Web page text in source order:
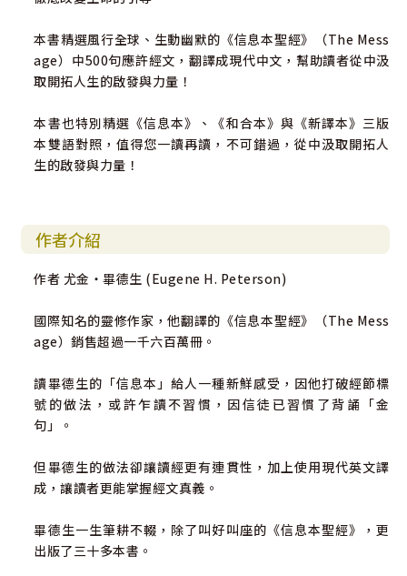
本書精選風行全球、生動幽默的《信息本聖經》（The Mess
age）中500句應許經文，翻譯成現代中文，幫助讀者從中汲
取開拓人生的啟發與力量！
本書也特別精選《信息本》、《和合本》與《新譯本》三版
本雙語對照，值得您一讀再讀，不可錯過，從中汲取開拓人
生的啟發與力量！
作者介紹
作者 尤金‧畢德生 (Eugene H. Peterson)
國際知名的靈修作家，他翻譯的《信息本聖經》（The Mess
age）銷售超過一千六百萬冊。
讀畢德生的「信息本」給人一種新鮮感受，因他打破經節標
號的做法，或許乍讀不習慣，因信徒已習慣了背誦「金
句」。
但畢德生的做法卻讓讀經更有連貫性，加上使用現代英文譯
成，讓讀者更能掌握經文真義。
畢德生一生筆耕不輟，除了叫好叫座的《信息本聖經》，更
出版了三十多本書。